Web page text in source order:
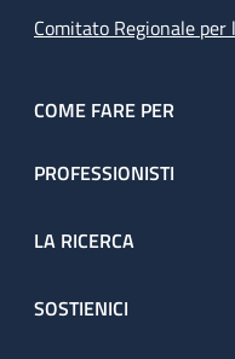
Comitato Regionale per
COME FARE PER
PROFESSIONISTI
LA RICERCA
SOSTIENICI